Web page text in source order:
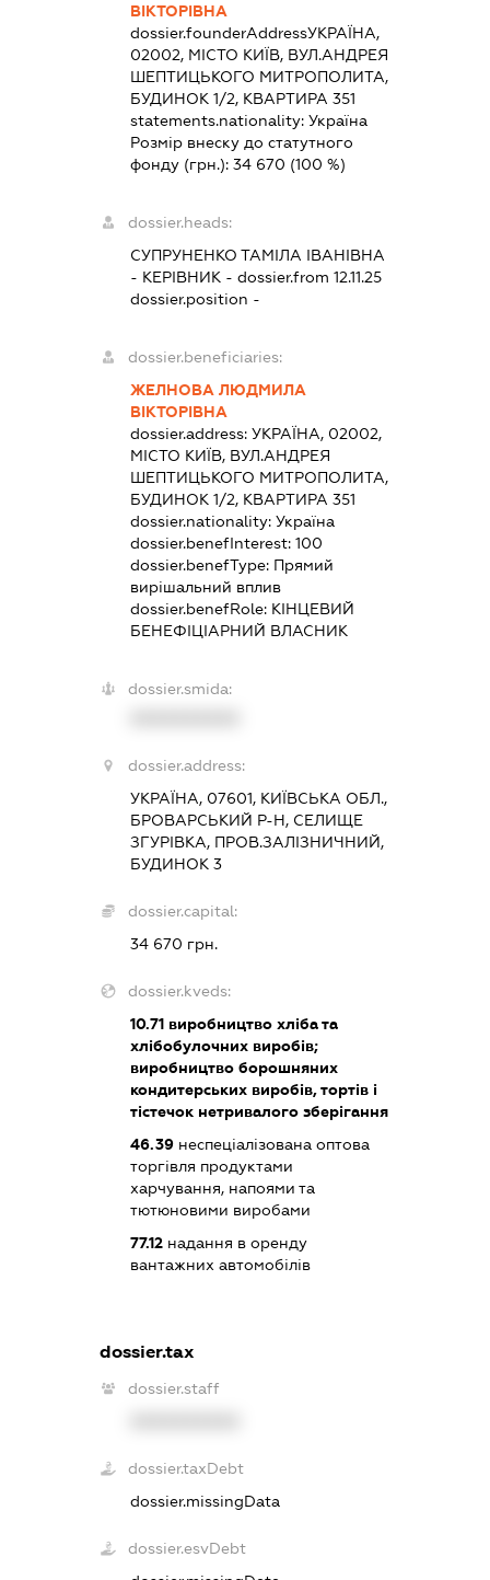
ВІКТОРІВНА
dossier.founderAddressУКРАЇНА,
02002, МІСТО КИЇВ, ВУЛ.АНДРЕЯ
ШЕПТИЦЬКОГО МИТРОПОЛИТА,
БУДИНОК 1/2, КВАРТИРА 351
statements.nationality:Україна
Розмір внеску до статутного
фонду (грн.):34 670 (100 %)
dossier.heads:
СУПРУНЕНКО ТАМІЛА ІВАНІВНА
- КЕРІВНИК - dossier.from 12.11.25
dossier.position -
dossier.beneficiaries:
ЖЕЛНОВА ЛЮДМИЛА
ВІКТОРІВНА
dossier.address:УКРАЇНА, 02002,
МІСТО КИЇВ, ВУЛ.АНДРЕЯ
ШЕПТИЦЬКОГО МИТРОПОЛИТА,
БУДИНОК 1/2, КВАРТИРА 351
dossier.nationality:Україна
dossier.benefInterest:100
dossier.benefType: Прямий
вирішальний вплив
dossier.benefRole: КІНЦЕВИЙ
БЕНЕФІЦІАРНИЙ ВЛАСНИК
dossier.smida:
dossier.address:
УКРАЇНА, 07601, КИЇВСЬКА ОБЛ.,
БРОВАРСЬКИЙ Р-Н, СЕЛИЩЕ
ЗГУРІВКА, ПРОВ.ЗАЛІЗНИЧНИЙ,
БУДИНОК 3
dossier.capital:
34 670 грн.
dossier.kveds:
10.71 виробництво хліба та
хлібобулочних виробів;
виробництво борошняних
кондитерських виробів, тортів і
тістечок нетривалого зберігання
46.39 неспеціалізована оптова
торгівля продуктами
харчування, напоями та
тютюновими виробами
77.12 надання в оренду
вантажних автомобілів
dossier.tax
dossier.staff
dossier.taxDebt
dossier.missingData
dossier.esvDebt